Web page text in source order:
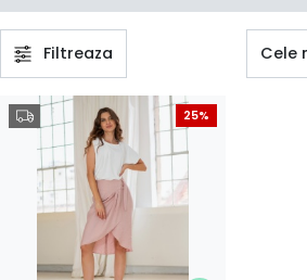
Filtreaza
25%